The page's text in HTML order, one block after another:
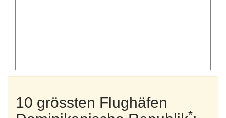
10 grössten Flughäfen
*